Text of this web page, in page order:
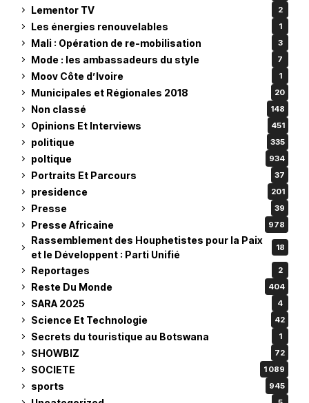
Lementor TV 2
Les énergies renouvelables 1
Mali : Opération de re-mobilisation 3
Mode : les ambassadeurs du style 7
Moov Côte d’Ivoire 1
Municipales et Régionales 2018 20
Non classé 148
Opinions Et Interviews 451
politique 335
poltique 934
Portraits Et Parcours 37
presidence 201
Presse 39
Presse Africaine 978
Rassemblement des Houphetistes pour la Paix
et le Développent : Parti Unifié
18
Reportages 2
Reste Du Monde 404
SARA 2025 4
Science Et Technologie 42
Secrets du touristique au Botswana 1
SHOWBIZ 72
SOCIETE 1 089
sports 945